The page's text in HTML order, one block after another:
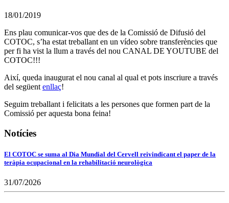
18/01/2019
Ens plau comunicar-vos que des de la Comissió de Difusió del
COTOC, s’ha estat treballant en un vídeo sobre transferències que
per fi ha vist la llum a través del nou CANAL DE YOUTUBE del
COTOC!!!
Així, queda inaugurat el nou canal al qual et pots inscriure a través
del següent enllaç!
Seguim treballant i felicitats a les persones que formen part de la
Comissió per aquesta bona feina!
Notícies
El COTOC se suma al Dia Mundial del Cervell reivindicant el paper de la
teràpia ocupacional en la rehabilitació neurològica
31/07/2026